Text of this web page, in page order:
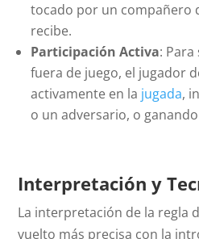
tocado por un compañero
recibe.
Participación Activa:
fuera de juego, el jugador
activamente en la jugada,
o un adversario, o
Interpretación y
La interpretación de la regla
vuelto más precisa con la